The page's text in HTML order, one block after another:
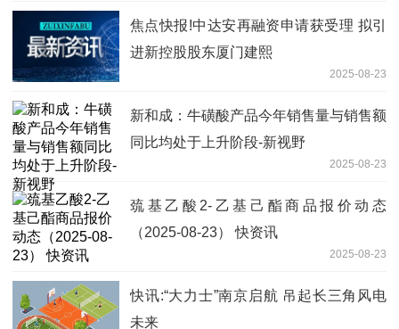
焦点快报!中达安再融资申请获受理 拟引
进新控股股东厦门建熙
2025-08-23
新和成：牛磺酸产品今年销售量与销售额
同比均处于上升阶段-新视野
2025-08-23
巯基乙酸2-乙基己酯商品报价动态
（2025-08-23） 快资讯
2025-08-23
快讯:“大力士”南京启航 吊起长三角风电
未来